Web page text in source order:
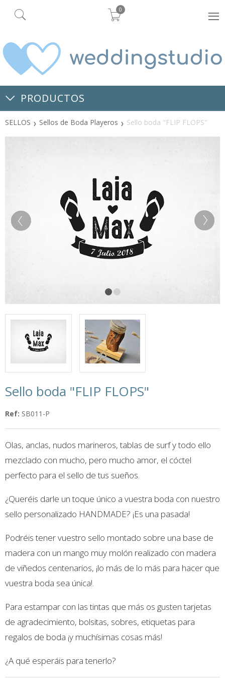
0
PRODUCTOS
SELLOS Sellos de Boda Playeros Sello boda "FLIP FLOPS"
Sello boda "FLIP FLOPS"
Ref: SB011-P
Olas, anclas, nudos marineros, tablas de surf y todo ello
mezclado con mucho, pero mucho amor, el cóctel
perfecto para el sello de tus sueños.
¿Queréis darle un toque único a vuestra boda con nuestro
sello personalizado HANDMADE? ¡Es una pasada!
Podréis tener vuestro sello montado sobre una base de
madera con un mango muy molón realizado con madera
de viñedos centenarios, ¡lo más de lo más para hacer que
vuestra boda sea única!.
Para estampar con las tintas que más os gusten tarjetas
de agradecimiento, bolsitas, sobres, etiquetas para
regalos de boda ¡y muchísimas cosas más!
¿A qué esperáis para tenerlo?